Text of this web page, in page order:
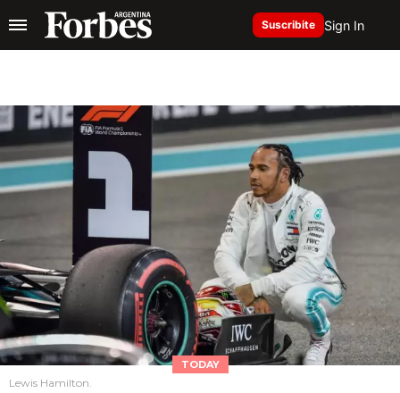
Suscribite Sign In
TODAY
Lewis Hamilton.